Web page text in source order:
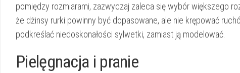
pomiędzy rozmiarami, zazwyczaj zaleca się wybór większego
że dżinsy rurki powinny być dopasowane, ale nie krępować
podkreślać niedoskonałości sylwetki, zamiast ją modelować.
Pielęgnacja i pranie